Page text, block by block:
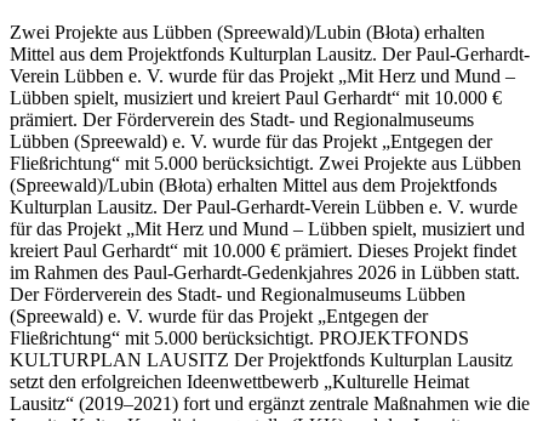
Zwei Projekte aus Lübben (Spreewald)/Lubin (Błota) erhalten
Mittel aus dem Projektfonds Kulturplan Lausitz. Der Paul-Gerhardt-
Verein Lübben e. V. wurde für das Projekt „Mit Herz und Mund –
Lübben spielt, musiziert und kreiert Paul Gerhardt“ mit 10.000 €
prämiert. Der Förderverein des Stadt- und Regionalmuseums
Lübben (Spreewald) e. V. wurde für das Projekt „Entgegen der
Fließrichtung“ mit 5.000 berücksichtigt. Zwei Projekte aus Lübben
(Spreewald)/Lubin (Błota) erhalten Mittel aus dem Projektfonds
Kulturplan Lausitz. Der Paul-Gerhardt-Verein Lübben e. V. wurde
für das Projekt „Mit Herz und Mund – Lübben spielt, musiziert und
kreiert Paul Gerhardt“ mit 10.000 € prämiert. Dieses Projekt findet
im Rahmen des Paul-Gerhardt-Gedenkjahres 2026 in Lübben statt.
Der Förderverein des Stadt- und Regionalmuseums Lübben
(Spreewald) e. V. wurde für das Projekt „Entgegen der
Fließrichtung“ mit 5.000 berücksichtigt. PROJEKTFONDS
KULTURPLAN LAUSITZ Der Projektfonds Kulturplan Lausitz
setzt den erfolgreichen Ideenwettbewerb „Kulturelle Heimat
Lausitz“ (2019–2021) fort und ergänzt zentrale Maßnahmen wie die